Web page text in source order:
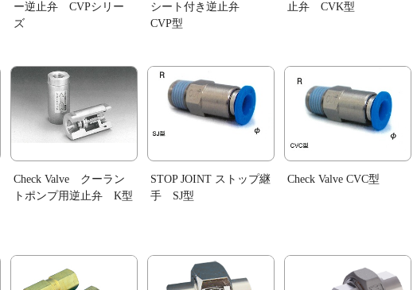
ー逆止弁 CVPシリー
ズ
シート付き逆止弁
CVP型
止弁 CVK型
Check Valve クーラン
トポンプ用逆止弁 K型
STOP JOINT ストップ継
手 SJ型
Check Valve CVC型